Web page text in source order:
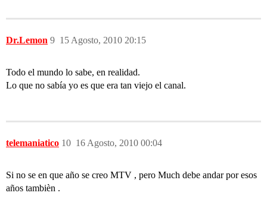
Dr.Lemon 15 Agosto, 2010 20:15
9
Todo el mundo lo sabe, en realidad.
Lo que no sabía yo es que era tan viejo el canal.
telemaniatico 16 Agosto, 2010 00:04
10
Si no se en que año se creo MTV , pero Much debe andar por esos
años tambièn .